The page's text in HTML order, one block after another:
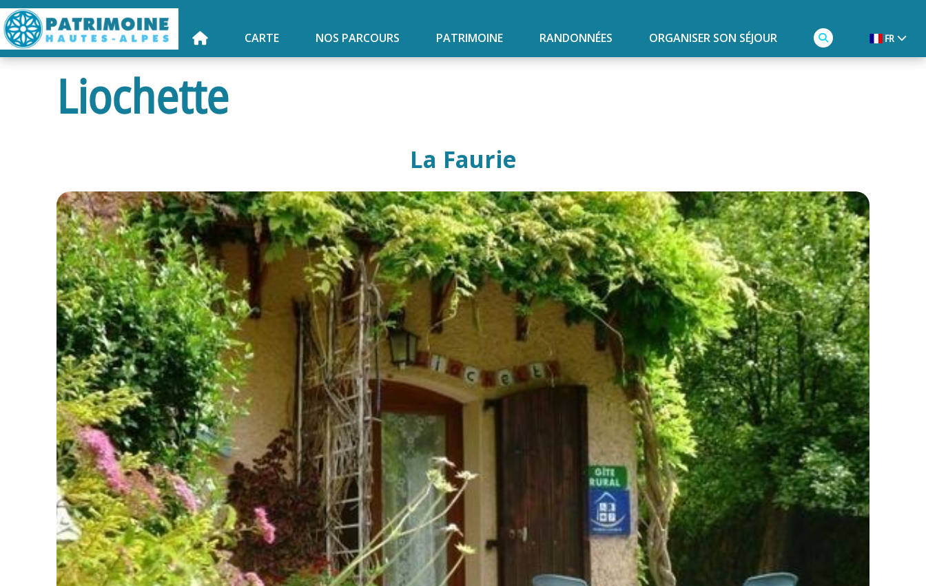
CARTE NOS PARCOURS PATRIMOINE RANDONNÉES ORGANISER SON SÉJOUR FR
Liochette
La Faurie